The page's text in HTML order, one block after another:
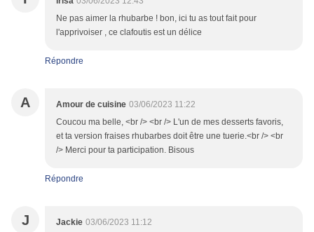
Ne pas aimer la rhubarbe ! bon, ici tu as tout fait pour
l'apprivoiser , ce clafoutis est un délice
Répondre
A Amour de cuisine 03/06/2023 11:22
Coucou ma belle, <br /> <br /> L'un de mes desserts favoris,
et ta version fraises rhubarbes doit être une tuerie.<br /> <br
/> Merci pour ta participation. Bisous
Répondre
J Jackie 03/06/2023 11:12